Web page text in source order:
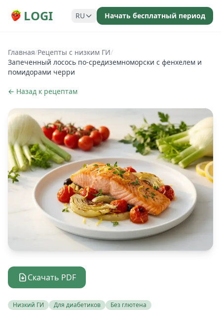
LOGI RU Начать бесплатный период
Главная/Рецепты с низким ГИ/
Запеченный лосось по-средиземноморски с фенхелем и
помидорами черри
← Назад к рецептам
Скачать PDF
Низкий ГИ Для диабетиков
Без глютена